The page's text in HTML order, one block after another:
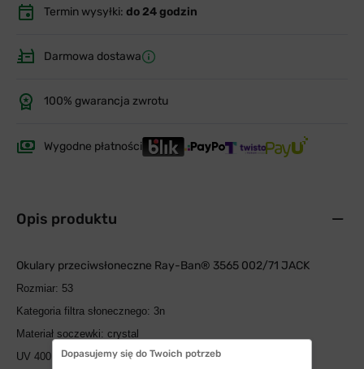
Termin wysyłki: do 24 godzin
Darmowa dostawa
100% gwarancja zwrotu
Wygodne płatności
Opis produktu
Okulary przeciwsłoneczne Ray-Ban® 3565 002/71 JACK
Rozmiar: 53
Kategoria filtra słonecznego: 3n
Materiał soczewki: crystal
UV 400
Dopasujemy się do Twoich potrzeb